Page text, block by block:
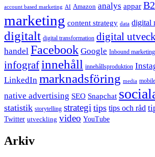
account based marketing AI Amazon analys appar
marketing content strategy data digital
digitalt digital transformation digital
handel Facebook Google Inbound marketing
infograf innehåll innehållsproduktion
LinkedIn marknadsföring media
native advertising SEO Snapchat
statistik storytelling strategi tips tips och råd
Twitter utveckling video YouTube
Arkiv